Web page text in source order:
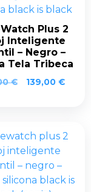
Plus 2
Inteligente
– Negro –
Tela Tribeca
€
El
159,00 €.
139,00 €El